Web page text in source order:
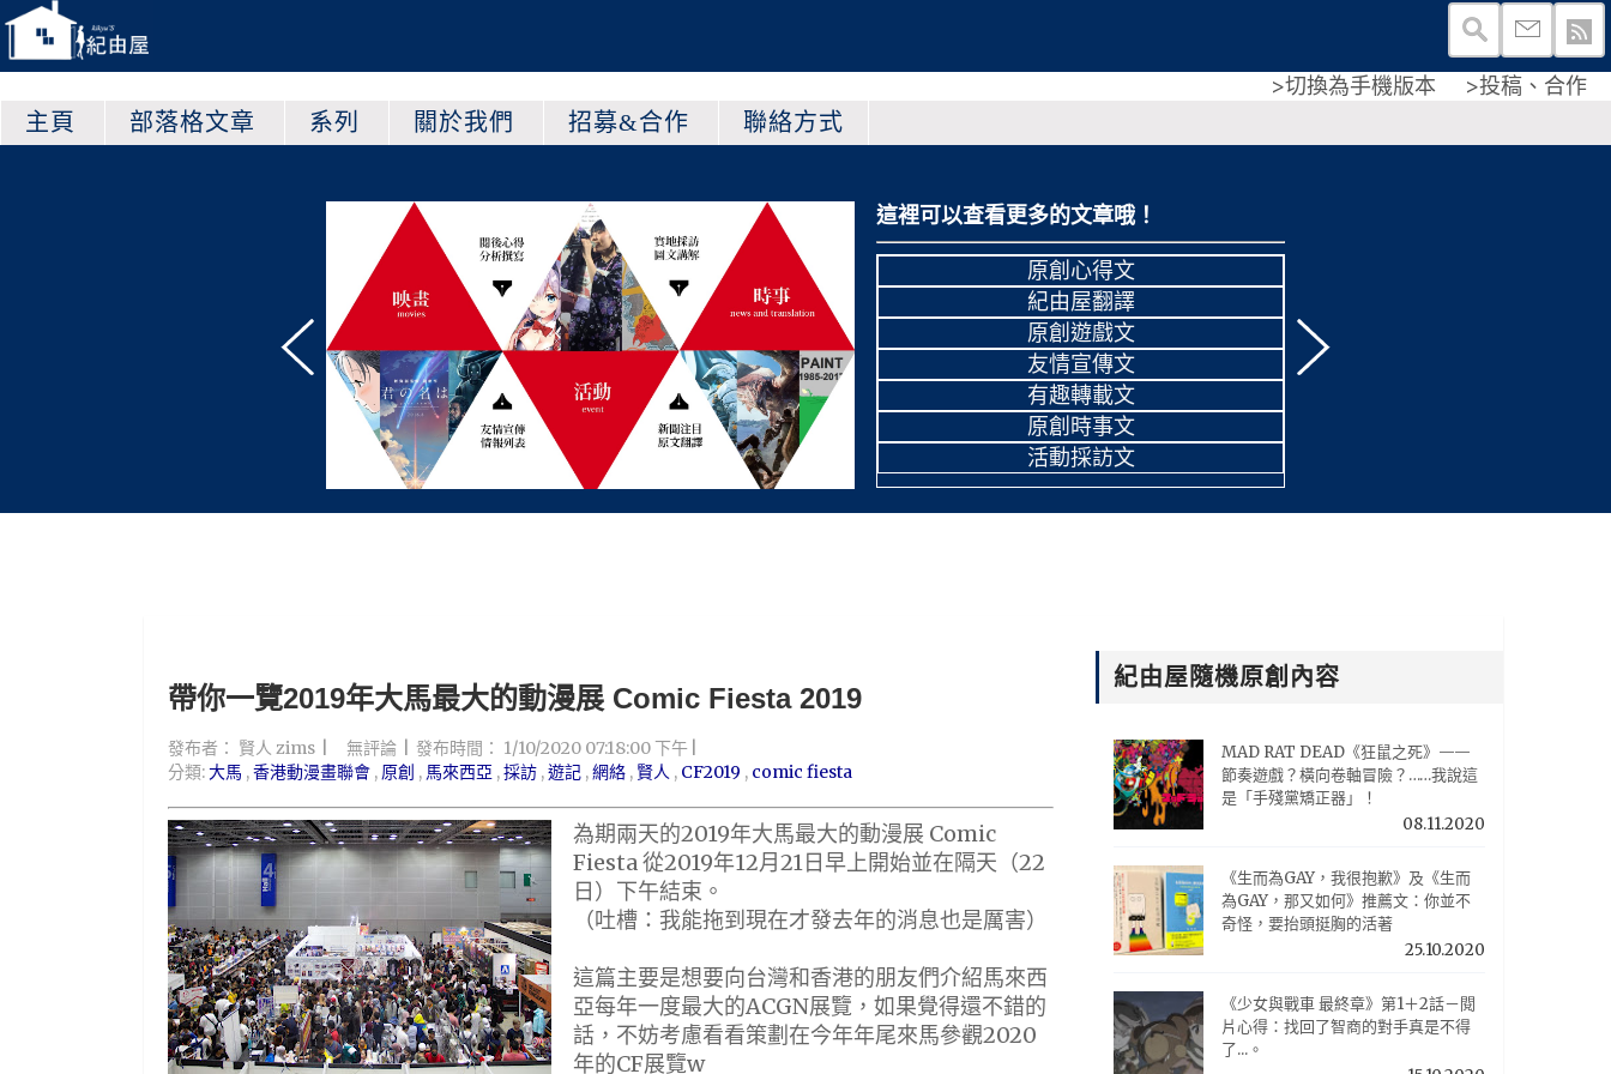
>切換為手機版本 >投稿、合作
主頁 部落格文章 系列 關於我們 招募&合作 聯絡方式
點我查看
這裡可以查看更多的文章哦！
原創心得文
紀由屋翻譯
原創遊戲文
友情宣傳文
有趣轉載文
原創時事文
活動採訪文
帶你一覽2019年大馬最大的動漫展 Comic Fiesta 2019
發布者： 賢人 zims 無評論 發布時間： 1/10/2020 07:18:00 下午
分類:大馬 ,香港動漫畫聯會 , 原創 , 馬來西亞 ,採訪 ,遊記 ,網絡 , 賢人 , CF2019 , comic fiesta
為期兩天的2019年大馬最大的動漫展 Comic
Fiesta 從2019年12月21日早上開始並在隔天（22
日）下午結束。
（吐槽：我能拖到現在才發去年的消息也是厲害）
這篇主要是想要向台灣和香港的朋友們介紹馬來西
亞每年一度最大的ACGN展覽，如果覺得還不錯的
話，不妨考慮看看策劃在今年年尾來馬參觀2020
年的CF展覽w
紀由屋隨機原創內容
MAD RAT DEAD《狂鼠之死》——
節奏遊戲？橫向卷軸冒險？……我說這
是「手殘黨矯正器」！
08.11.2020
《生而為GAY，我很抱歉》及《生而
為GAY，那又如何》推薦文：你並不
奇怪，要抬頭挺胸的活著
25.10.2020
《少女與戰車 最終章》第1＋2話－閱
片心得：找回了智商的對手真是不得
了...。